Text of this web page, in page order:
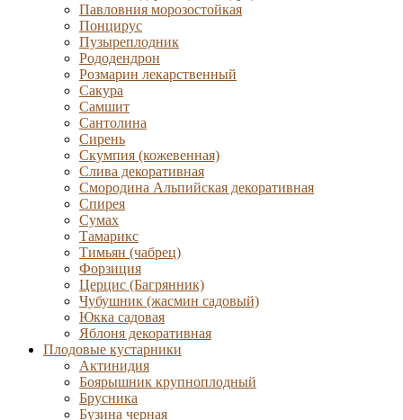
Павловния морозостойкая
Понцирус
Пузыреплодник
Рододендрон
Розмарин лекарственный
Сакура
Самшит
Сантолина
Сирень
Скумпия (кожевенная)
Слива декоративная
Смородина Альпийская декоративная
Спирея
Сумах
Тамарикс
Тимьян (чабрец)
Форзиция
Церцис (Багрянник)
Чубушник (жасмин садовый)
Юкка садовая
Яблоня декоративная
Плодовые кустарники
Актинидия
Боярышник крупноплодный
Брусника
Бузина черная